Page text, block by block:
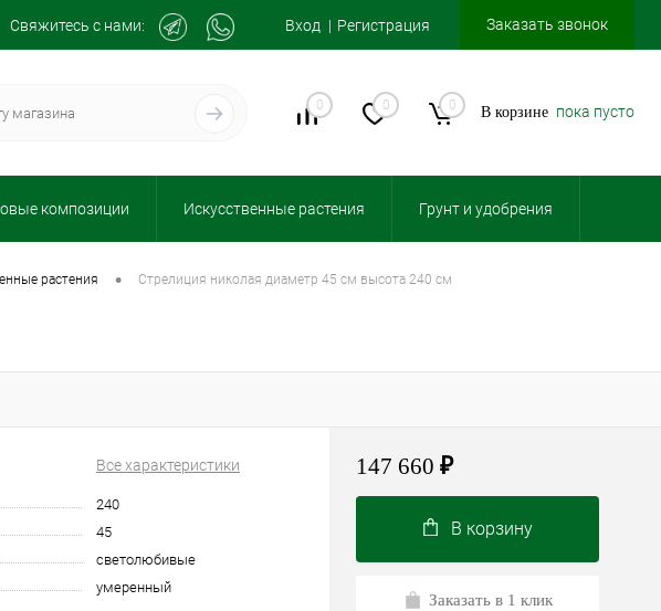
Свяжитесь с нами: Вход Регистрация Заказать звонок
0 0 0 В корзине пока пусто
композиции Искусственные растения Грунт и удобрения
растения • стрелиция николая диаметр 45 см высота 240 см
Все характеристики
240
45
светолюбивые
умеренный
147 660 ₽
В корзину
Заказать в 1 клик